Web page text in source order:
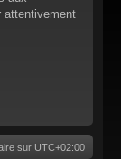
attentivement
sur UTC+02:00